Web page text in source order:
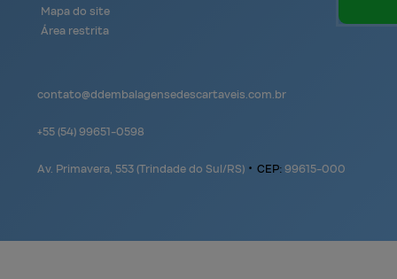
Mapa do site
Área restrita
contato@ddembalagensedescartaveis.com.br
+55 (54) 99651-0598
Av. Primavera, 553 (Trindade do Sul/RS) • CEP: 99615-000